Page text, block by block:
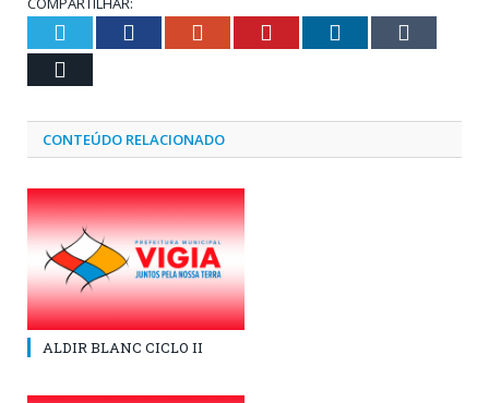
Twitter Facebook Google+ Pinterest LinkedIn
CONTEÚDO RELACIONADO
ALDIR BLANC CICLO II